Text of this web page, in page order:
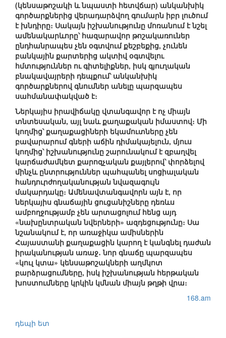
(կենսաթոշակի և նպաստի հետվճար) անկանխիկ
գործարքներից վերադարձվող գումարն իբր լուծում
է խնդիրը։ Սակայն իշխանությունը մոռանում է նշել
ամենակարևորը՝ հազարավոր թոշակառուներ
ընդհանրապես չեն օգտվում քեշբեքից, չունեն
բանկային քարտերից ակտիվ օգտվելու
հմտություններ ու գիտելիքներ, իսկ գյուղական
բնակավայրերի դեպքում՝ անկանխիկ
գործարքներով գնումներ անելը պարզապես
սահմանափակված է։
Ներկայիս իրավիճակը վտանգավոր է ոչ միայն
տնտեսական, այլ նաև քաղաքական իմաստով։ Մի
կողմից՝ քաղաքացիների եկամուտները չեն
բավարարում գների աճին դիմակայելուն, մյուս
կողմից՝ իշխանությունը շարունակում է զբաղվել
կարճաժամկետ քարոզչական քայլերով՝ փորձելով
մինչև ընտրություններ պահպանել սոցիալական
հանդուրժողականության նվազագույն
մակարդակը։ Ամենավտանգավորն այն է, որ
ներկայիս գնաճային ցուցանիշները դեռևս
ամբողջությամբ չեն արտացոլում հենց այդ
«նախընտրական նվերների» ազդեցությունը։ Սա
նշանակում է, որ առաջիկա ամիսներին
Հայաստանի քաղաքացին կարող է կանգնել դաժան
իրականության առաջ․ նոր գնաճը պարզապես
«կուլ կտա» կենսաթոշակների աղմկոտ
բարձրացումները, իսկ իշխանության հերթական
խոստումները կրկին կմնան միայն թղթի վրա։
168.am
դեպի ետ